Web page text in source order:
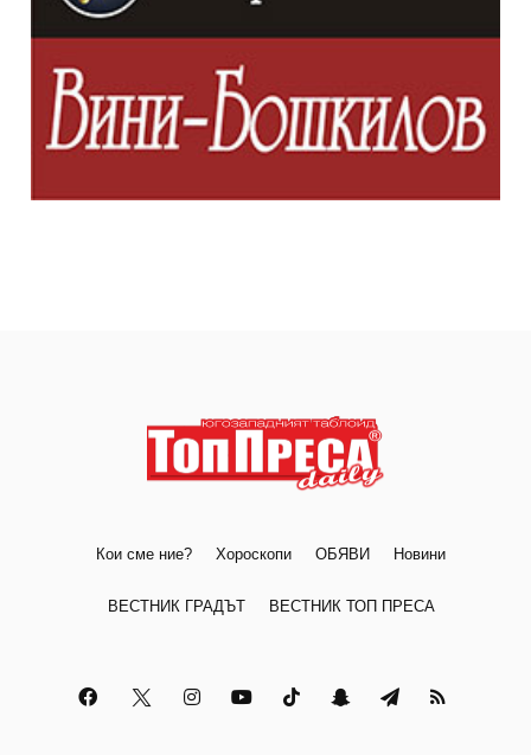
Кои сме ние? Хороскопи ОБЯВИ Новини
ВЕСТНИК ГРАДЪТ ВЕСТНИК ТОП ПРЕСА